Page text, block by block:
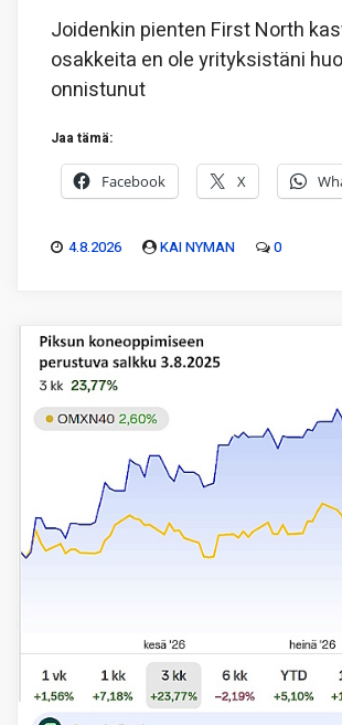
Joidenkin pienten First North
osakkeita en ole yrityksistäni
onnistunut
Jaa tämä:
Facebook X
4.8.2026 KAI NYMAN 0